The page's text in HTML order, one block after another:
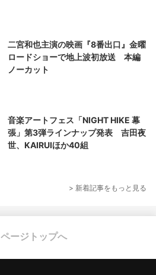
二宮和也主演の映画『8番出口』金曜
ロードショーで地上波初放送 本編
ノーカット
音楽アートフェス「NIGHT HIKE 幕
張」第3弾ラインナップ発表 吉田夜
世、KAIRUIほか40組
> 新着記事をもっと見る
ページトップへ